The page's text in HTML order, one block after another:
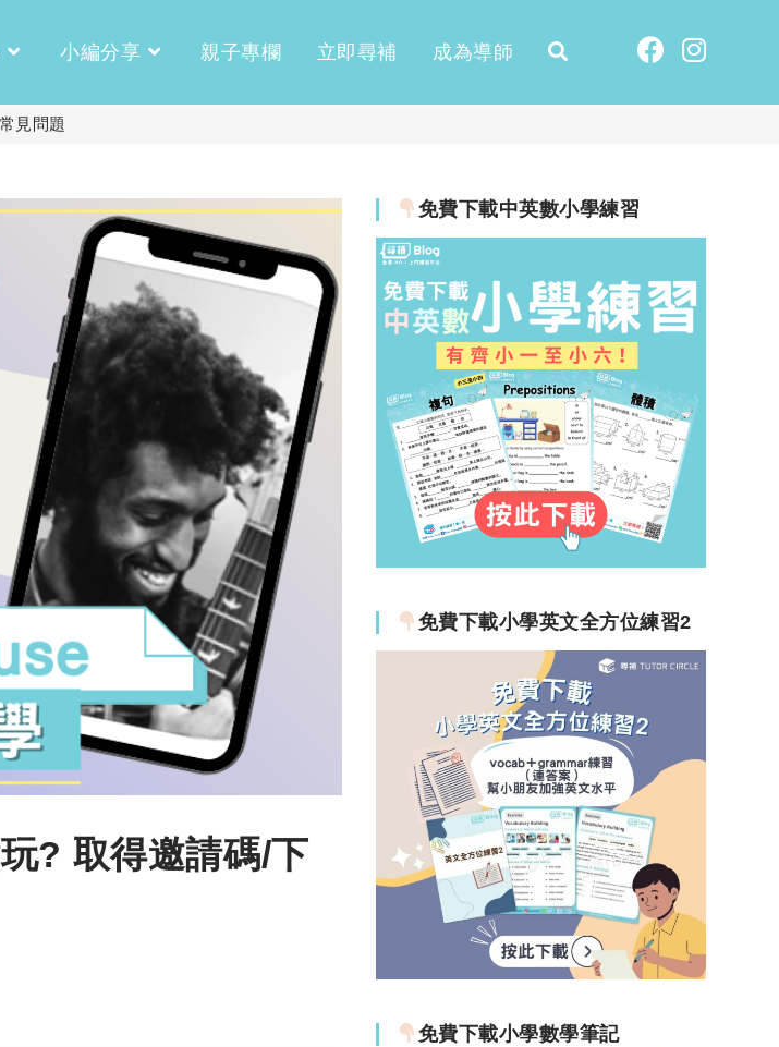
小編分享 親子專欄 立即尋補 成為導師
見問題
? 取得邀請碼/下
免費下載中英數小學練習
免費下載小學英文全方位練習2
免費下載小學數學筆記